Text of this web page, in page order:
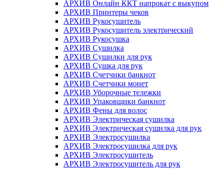
АРХИВ Онлайн ККТ напрокат с выкупом
АРХИВ Принтеры чеков
АРХИВ Рукосушитель
АРХИВ Рукосушитель электрический
АРХИВ Рукосушка
АРХИВ Сушилка
АРХИВ Сушилки для рук
АРХИВ Сушка для рук
АРХИВ Счетчики банкнот
АРХИВ Счетчики монет
АРХИВ Уборочные тележки
АРХИВ Упаковщики банкнот
АРХИВ Фены для волос
АРХИВ Электрическая сушилка
АРХИВ Электрическая сушилка для рук
АРХИВ Электросушилка
АРХИВ Электросушилка для рук
АРХИВ Электросушитель
АРХИВ Электросушитель для рук